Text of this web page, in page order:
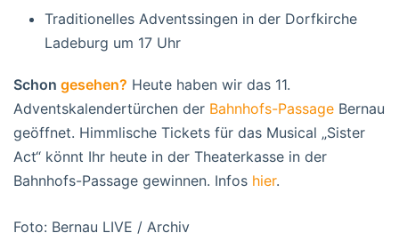
Traditionelles Adventssingen in der Dorfkirche
Ladeburg um 17 Uhr
Schon gesehen? Heute haben wir das 11.
Adventskalendertürchen der Bahnhofs-Passage Bernau
geöffnet. Himmlische Tickets für das Musical „Sister
Act“ könnt Ihr heute in der Theaterkasse in der
Bahnhofs-Passage gewinnen. Infos hier.
Foto: Bernau LIVE / Archiv